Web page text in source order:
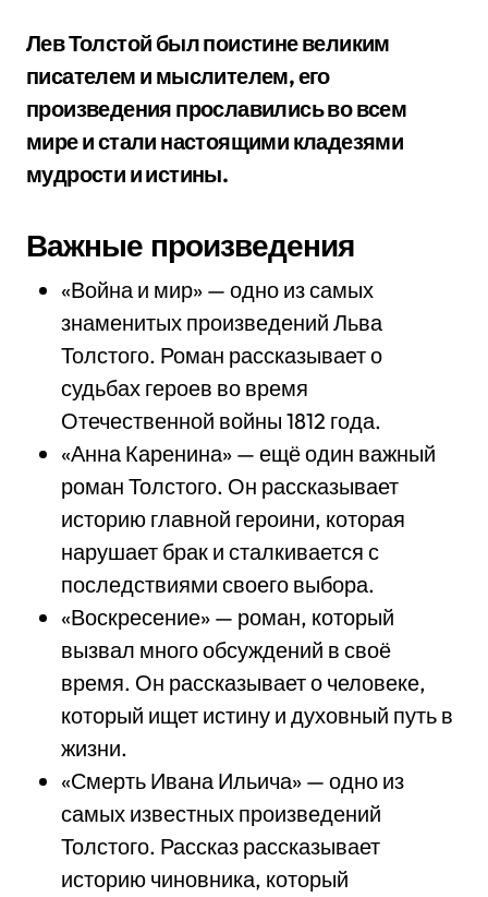
Лев Толстой был поистине великим
писателем и мыслителем, его
произведения прославились во всем
мире и стали настоящими кладезями
мудрости и истины.
Важные произведения
«Война и мир» — одно из самых
знаменитых произведений Льва
Толстого. Роман рассказывает о
судьбах героев во время
Отечественной войны 1812 года.
«Анна Каренина» — ещё один важный
роман Толстого. Он рассказывает
историю главной героини, которая
нарушает брак и сталкивается с
последствиями своего выбора.
«Воскресение» — роман, который
вызвал много обсуждений в своё
время. Он рассказывает о человеке,
который ищет истину и духовный путь в
жизни.
«Смерть Ивана Ильича» — одно из
самых известных произведений
Толстого. Рассказ рассказывает
историю чиновника, который